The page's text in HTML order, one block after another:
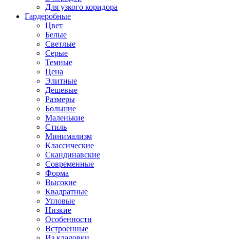
Для узкого коридора
Гардеробные
Цвет
Белые
Светлые
Серые
Темные
Цена
Элитные
Дешевые
Размеры
Большие
Маленькие
Стиль
Минимализм
Классические
Скандинавские
Современные
Форма
Высокие
Квадратные
Угловые
Низкие
Особенности
Встроенные